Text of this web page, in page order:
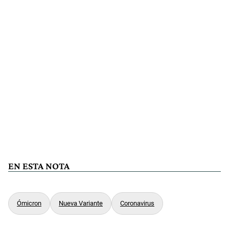
EN ESTA NOTA
Ómicron Nueva Variante Coronavirus